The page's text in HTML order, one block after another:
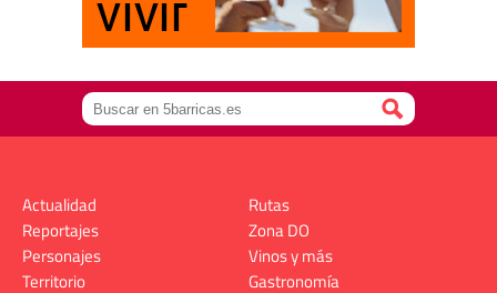
Actualidad
Reportajes
Personajes
Territorio
Rutas
Zona DO
Vinos y más
Gastronomía